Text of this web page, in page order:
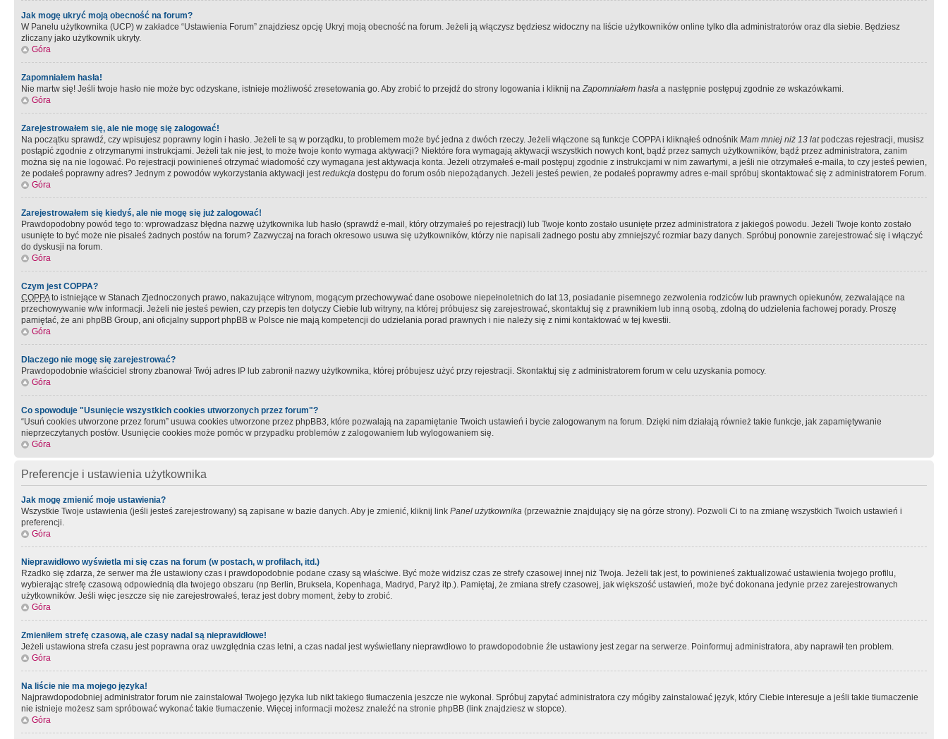
Jak mogę ukryć moją obecność na forum?
W Panelu użytkownika (UCP) w zakładce “Ustawienia Forum” znajdziesz opcję Ukryj moją obecność na forum. Jeżeli ją włączysz będziesz widoczny na liście użytkowników online tylko dla administratorów oraz dla siebie. Będziesz
zliczany jako użytkownik ukryty.
Góra
Zapomniałem hasła!
Nie martw się! Jeśli twoje hasło nie może byc odzyskane, istnieje możliwość zresetowania go. Aby zrobić to przejdź do strony logowania i kliknij naZapomniałem hasła a następnie postępuj zgodnie ze wskazówkami.
Góra
Zarejestrowałem się, ale nie mogę się zalogować!
Na początku sprawdź, czy wpisujesz poprawny login i hasło. Jeżeli te są w porządku, to problemem może być jedna z dwóch rzeczy. Jeżeli włączone są funkcje COPPA i kliknąłeś odnośnik Mam mniej niż 13 latpodczas rejestracji, musisz
postąpić zgodnie z otrzymanymi instrukcjami. Jeżeli tak nie jest, to może twoje konto wymaga aktywacji? Niektóre fora wymagają aktywacji wszystkich nowych kont, bądź przez samych użytkowników, bądź przez administratora, zanim
można się na nie logować. Po rejestracji powinieneś otrzymać wiadomość czy wymagana jest aktywacja konta. Jeżeli otrzymałeś e-mail postępuj zgodnie z instrukcjami w nim zawartymi, a jeśli nie otrzymałeś e-maila, to czy jesteś pewien,
że podałeś poprawny adres? Jednym z powodów wykorzystania aktywacji jestredukcja dostępu do forum osób niepożądanych. Jeżeli jesteś pewien, że podałeś poprawmy adres e-mail spróbuj skontaktować się z administratorem Forum.
Góra
Zarejestrowałem się kiedyś, ale nie mogę się już zalogować!
Prawdopodobny powód tego to: wprowadzasz błędna nazwę użytkownika lub hasło (sprawdź e-mail, który otrzymałeś po rejestracji) lub Twoje konto zostało usunięte przez administratora z jakiegoś powodu. Jeżeli Twoje konto zostało
usunięte to być może nie pisałeś żadnych postów na forum? Zazwyczaj na forach okresowo usuwa się użytkowników, którzy nie napisali żadnego postu aby zmniejszyć rozmiar bazy danych. Spróbuj ponownie zarejestrować się i włączyć
do dyskusji na forum.
Góra
Czym jest COPPA?
COPPAto istniejące w Stanach Zjednoczonych prawo, nakazujące witrynom, mogącym przechowywać dane osobowe niepełnoletnich do lat 13, posiadanie pisemnego zezwolenia rodziców lub prawnych opiekunów, zezwalające na
przechowywanie w/w informacji. Jeżeli nie jesteś pewien, czy przepis ten dotyczy Ciebie lub witryny, na której próbujesz się zarejestrować, skontaktuj się z prawnikiem lub inną osobą, zdolną do udzielenia fachowej porady. Proszę
pamiętać, że ani phpBB Group, ani oficjalny support phpBB w Polsce nie mają kompetencji do udzielania porad prawnych i nie należy się z nimi kontaktować w tej kwestii.
Góra
Dlaczego nie mogę się zarejestrować?
Prawdopodobnie właściciel strony zbanował Twój adres IP lub zabronił nazwy użytkownika, której próbujesz użyć przy rejestracji. Skontaktuj się z administratorem forum w celu uzyskania pomocy.
Góra
Co spowoduje "Usunięcie wszystkich cookies utworzonych przez forum"?
“Usuń cookies utworzone przez forum” usuwa cookies utworzone przez phpBB3, które pozwalają na zapamiętanie Twoich ustawień i bycie zalogowanym na forum. Dzięki nim działają również takie funkcje, jak zapamiętywanie
nieprzeczytanych postów. Usunięcie cookies może pomóc w przypadku problemów z zalogowaniem lub wylogowaniem się.
Góra
Preferencje i ustawienia użytkownika
Jak mogę zmienić moje ustawienia?
Wszystkie Twoje ustawienia (jeśli jesteś zarejestrowany) są zapisane w bazie danych. Aby je zmienić, kliknij link Panel użytkownika (przeważnie znajdujący się na górze strony). Pozwoli Ci to na zmianę wszystkich Twoich ustawień i
preferencji.
Góra
Nieprawidłowo wyświetla mi się czas na forum (w postach, w profilach, itd.)
Rzadko się zdarza, że serwer ma źle ustawiony czas i prawdopodobnie podane czasy są właściwe. Być może widzisz czas ze strefy czasowej innej niż Twoja. Jeżeli tak jest, to powinieneś zaktualizować ustawienia twojego profilu,
wybierając strefę czasową odpowiednią dla twojego obszaru (np Berlin, Bruksela, Kopenhaga, Madryd, Paryż itp.). Pamiętaj, że zmiana strefy czasowej, jak większość ustawień, może być dokonana jedynie przez zarejestrowanych
użytkowników. Jeśli więc jeszcze się nie zarejestrowałeś, teraz jest dobry moment, żeby to zrobić.
Góra
Zmieniłem strefę czasową, ale czasy nadal są nieprawidłowe!
Jeżeli ustawiona strefa czasu jest poprawna oraz uwzględnia czas letni, a czas nadal jest wyświetlany nieprawdłowo to prawdopodobnie źle ustawiony jest zegar na serwerze. Poinformuj administratora, aby naprawił ten problem.
Góra
Na liście nie ma mojego języka!
Najprawdopodobniej administrator forum nie zainstalował Twojego języka lub nikt takiego tłumaczenia jeszcze nie wykonał. Spróbuj zapytać administratora czy mógłby zainstalować język, który Ciebie interesuje a jeśli takie tłumaczenie
nie istnieje możesz sam spróbować wykonać takie tłumaczenie. Więcej informacji możesz znaleźć na stronie phpBB (link znajdziesz w stopce).
Góra